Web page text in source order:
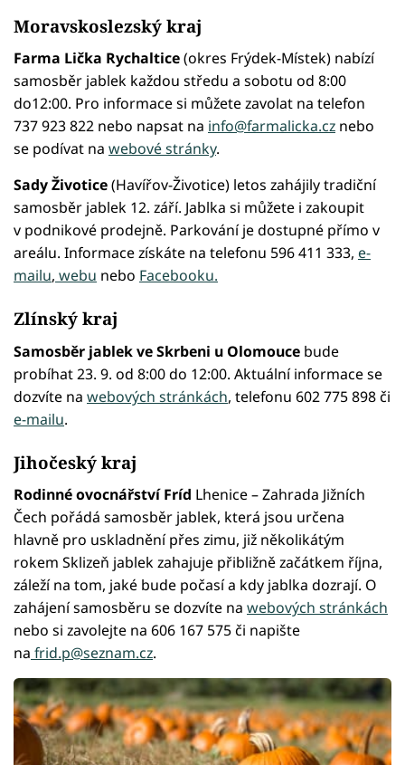
Moravskoslezský kraj
Farma Lička Rychaltice(okres Frýdek-Místek) nabízí
samosběr jablek každou středu a sobotu od 8:00
do12:00. Pro informace si můžete zavolat na telefon
737 923 822 nebo napsat na info@farmalicka.cz nebo
se podívat na webové stránky.
Sady Životice(Havířov-Životice) letos zahájily tradiční
samosběr jablek 12. září. Jablka si můžete i zakoupit
v podnikové prodejně. Parkování je dostupné přímo v
areálu. Informace získáte na telefonu 596 411 333, e-
mailu, webu nebo Facebooku.
Zlínský kraj
Samosběr jablek ve Skrbeni u Olomouce bude
probíhat 23. 9. od 8:00 do 12:00. Aktuální informace se
dozvíte na webových stránkách, telefonu 602 775 898 či
e-mailu.
Jihočeský kraj
Rodinné ovocnářství Fríd Lhenice – Zahrada Jižních
Čech pořádá samosběr jablek, která jsou určena
hlavně pro uskladnění přes zimu, již několikátým
rokem Sklizeň jablek zahajuje přibližně začátkem října,
záleží na tom, jaké bude počasí a kdy jablka dozrají. O
zahájení samosběru se dozvíte na webových stránkách
nebo si zavolejte na 606 167 575 či napište
na frid.p@seznam.cz.